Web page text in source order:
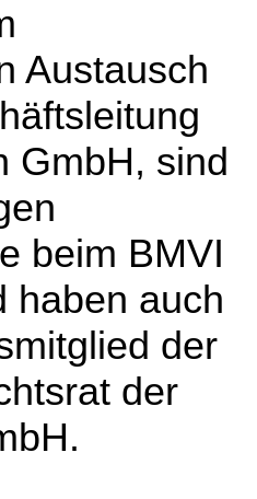
Austausch
GmbH, sind
beim BMVI
haben auch
der
der